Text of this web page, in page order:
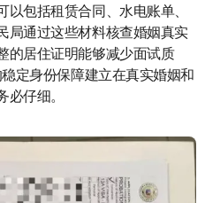
以包括租赁合同、水电账单、
局通过这些材料核查婚姻真实
的居住证明能够减少面试质
定身份保障建立在真实婚姻和
必仔细。